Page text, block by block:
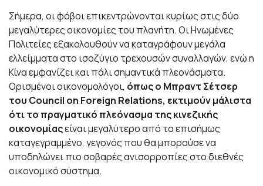
Σήμερα, οι φόβοι επικεντρώνονται κυρίως στις δύο
μεγαλύτερες οικονομίες του πλανήτη. Οι Ηνωμένες
Πολιτείες εξακολουθούν να καταγράφουν μεγάλα
ελλείμματα στο ισοζύγιο τρεχουσών συναλλαγών, ενώ η
Κίνα εμφανίζει και πάλι σημαντικά πλεονάσματα.
Ορισμένοι οικονομολόγοι, όπως ο Μπραντ Σέτσερ
του Council on Foreign Relations, εκτιμούν μάλιστα
ότι το πραγματικό πλεόνασμα της κινεζικής
οικονομίαςείναι μεγαλύτερο από το επισήμως
καταγεγραμμένο, γεγονός που θα μπορούσε να
υποδηλώνει πιο σοβαρές ανισορροπίες στο διεθνές
οικονομικό σύστημα.